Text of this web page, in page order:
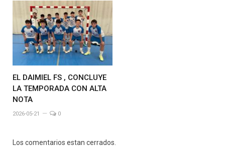
EL DAIMIEL FS , CONCLUYE
LA TEMPORADA CON ALTA
NOTA
2026-05-21 0
Los comentarios estan cerrados.